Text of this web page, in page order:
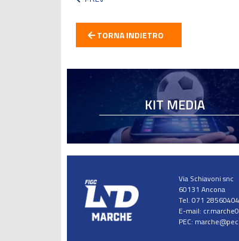
TORNA INDIETRO
KIT MEDIA
Via Schiavoni snc
60131 Ancona
Tel. 071 28560404
E-mail:
PEC: